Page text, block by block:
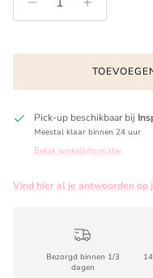
Pick-up beschikbaar bij
Meestal klaar binnen 24 uur
Bekijk winkelinformatie
Vind hier al je antwoorden op
Bezorgd binnen 1/3
dagen